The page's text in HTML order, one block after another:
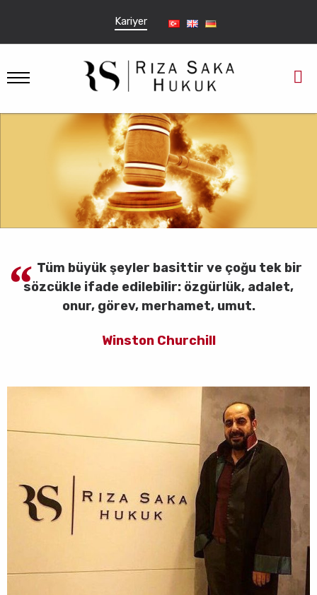
Kariyer
Tüm büyük şeyler basittir ve çoğu tek bir
sözcükle ifade edilebilir: özgürlük, adalet,
onur, görev, merhamet, umut.
Winston Churchill